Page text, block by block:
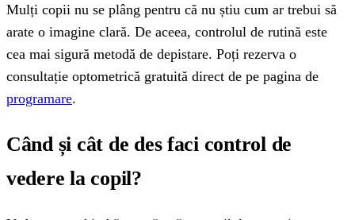
Mulți copii nu se plâng pentru că nu știu cum ar trebui să
arate o imagine clară. De aceea, controlul de rutină este
cea mai sigură metodă de depistare. Poți rezerva o
consultație optometrică gratuită direct de pe pagina de
programare.
Când și cât de des faci control de
vedere la copil?